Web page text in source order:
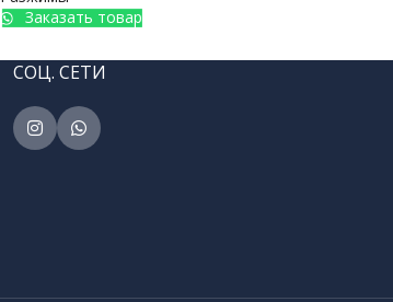
Заказать товар
СОЦ. СЕТИ